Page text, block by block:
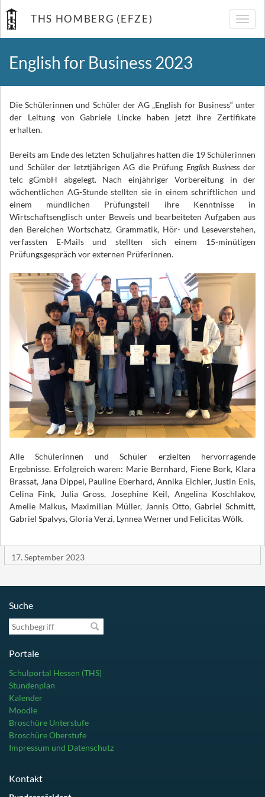
THS HOMBERG (EFZE)
English for Business 2023
Die Schülerinnen und Schüler der AG „English for Business“ unter
der Leitung von Gabriele Lincke haben jetzt ihre Zertifikate
erhalten.
Bereits am Ende des letzten Schuljahres hatten die 19 Schülerinnen
und Schüler der letztjährigen AG die Prüfung English Business der
telc gGmbH abgelegt. Nach einjähriger Vorbereitung in der
wöchentlichen AG-Stunde stellten sie in einem schriftlichen und
einem mündlichen Prüfungsteil ihre Kenntnisse in
Wirtschaftsenglisch unter Beweis und bearbeiteten Aufgaben aus
den Bereichen Wortschatz, Grammatik, Hör- und Leseverstehen,
verfassten E-Mails und stellten sich einem 15-minütigen
Prüfungsgespräch vor externen Prüferinnen.
Alle Schülerinnen und Schüler erzielten hervorragende
Ergebnisse. Erfolgreich waren: Marie Bernhard, Fiene Bork, Klara
Brassat, Jana Dippel, Pauline Eberhard, Annika Eichler, Justin Enis,
Celina Fink, Julia Gross, Josephine Keil, Angelina Koschlakov,
Amelie Malkus, Maximilian Müller, Jannis Otto, Gabriel Schmitt,
Gabriel Spalvys, Gloria Verzi, Lynnea Werner und Felicitas Wölk.
17. September 2023
Suche
Suchbegriff
Portale
Schulportal Hessen (THS)
Stundenplan
Kalender
Moodle
Broschüre Unterstufe
Broschüre Oberstufe
Impressum und Datenschutz
Kontakt